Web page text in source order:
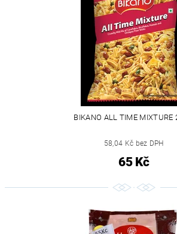
BIKANO ALL TIME MIXTURE
58,04 Kč bez DPH
65 Kč